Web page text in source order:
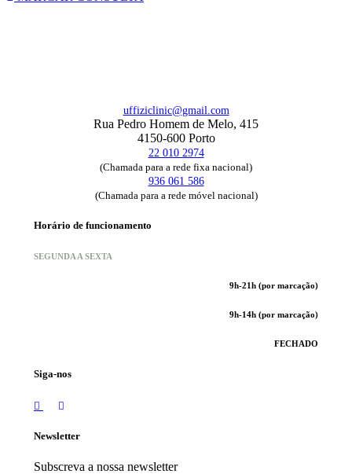
uffiziclinic@gmail.com
Rua Pedro Homem de Melo, 415
4150-600 Porto
22 010 2974
(Chamada para a rede fixa nacional)
936 061 586
(Chamada para a rede móvel nacional)
Horário de funcionamento
SEGUNDA A SEXTA
9h-21h (por marcação)
9h-14h (por marcação)
FECHADO
Siga-nos
Newsletter
Subscreva a nossa newsletter